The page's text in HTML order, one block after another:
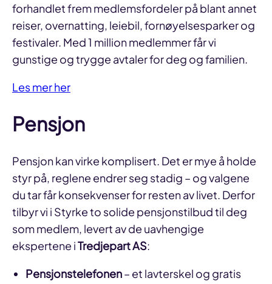
forhandlet frem medlemsfordeler på blant annet
reiser, overnatting, leiebil, fornøyelsesparker og
festivaler. Med 1 million medlemmer får vi
gunstige og trygge avtaler for deg og familien.
Les mer her
Pensjon
Pensjon kan virke komplisert. Det er mye å holde
styr på, reglene endrer seg stadig – og valgene
du tar får konsekvenser for resten av livet. Derfor
tilbyr vi i Styrke to solide pensjonstilbud til deg
som medlem, levert av de uavhengige
ekspertene iTredjepart AS:
Pensjonstelefonen– et lavterskel og gratis